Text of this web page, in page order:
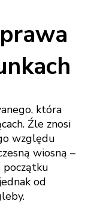
która
Źle znosi
względu
wiosną –
początku
od